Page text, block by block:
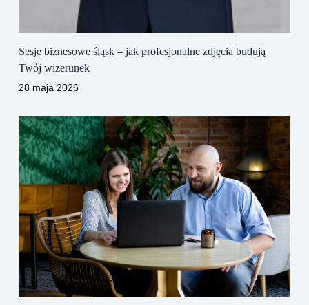
Sesje biznesowe śląsk – jak profesjonalne zdjęcia budują
Twój wizerunek
28 maja 2026